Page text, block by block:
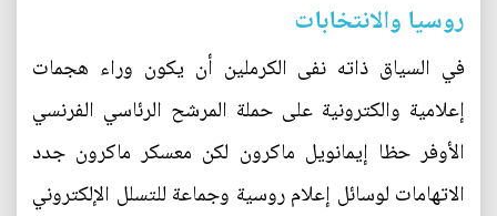
روسيا والانتخابات
في السياق ذاته نفى الكرملين أن يكون وراء هجمات
إعلامية والكترونية على حملة المرشح الرئاسي الفرنسي
الأوفر حظا إيمانويل ماكرون لكن معسكر ماكرون جدد
الاتهامات لوسائل إعلام روسية وجماعة للتسلل الإلكتروني